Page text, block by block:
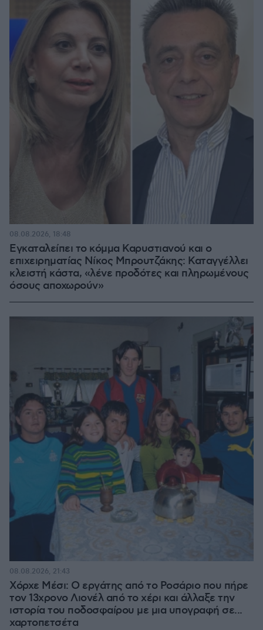
Εγκαταλείπει το κόμμα Καρυστιανού και ο
επιχειρηματίας Νίκος Μπρουτζάκης: Καταγγέλλει
κλειστή κάστα, «λένε προδότες και πληρωμένους
όσους αποχωρούν»
08.08.2026, 18:48
Χόρχε Μέσι: Ο εργάτης από το Ροσάριο που πήρε
τον 13χρονο Λιονέλ από το χέρι και άλλαξε την
ιστορία του ποδοσφαίρου με μια υπογραφή σε...
χαρτοπετσέτα
08.08.2026, 21:43